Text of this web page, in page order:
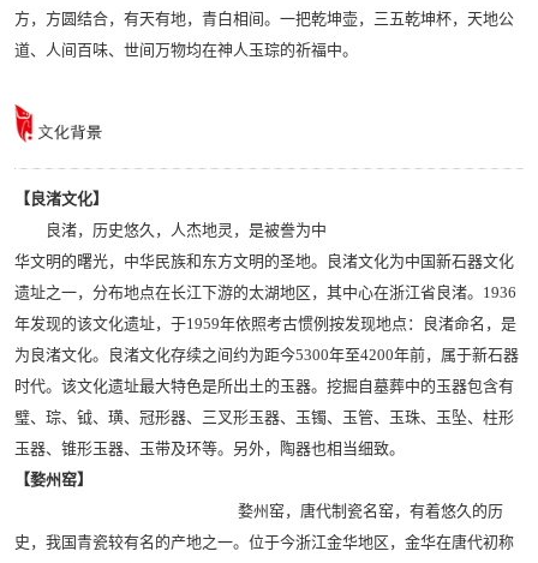
方，方圆结合，有天有地，青白相间。一把乾坤壶，三五乾坤杯，天地公
道、人间百味、世间万物均在神人玉琮的祈福中。
【良渚文化】
良渚，历史悠久，人杰地灵，是被誊为中
华文明的曙光，中华民族和东方文明的圣地。良渚文化为中国新石器文化
遗址之一，分布地点在长江下游的太湖地区，其中心在浙江省良渚。1936
年发现的该文化遗址，于1959年依照考古惯例按发现地点：良渚命名，是
为良渚文化。良渚文化存续之间约为距今5300年至4200年前，属于新石器
时代。该文化遗址最大特色是所出土的玉器。挖掘自墓葬中的玉器包含有
璧、琮、钺、璜、冠形器、三叉形玉器、玉镯、玉管、玉珠、玉坠、柱形
玉器、锥形玉器、玉带及环等。另外，陶器也相当细致。
【婺州窑】
婺州窑，唐代制瓷名窑，有着悠久的历
史，我国青瓷较有名的产地之一。位于今浙江金华地区，金华在唐代初称